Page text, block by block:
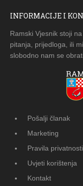
INFORMACIJE I
Ramski Vjesnik stoji
pitanja, prijedloga, ili
slobodno nam se
Pošalji članak
Marketing
Pravila privatnosti
Uvjeti korištenja
Kontakt